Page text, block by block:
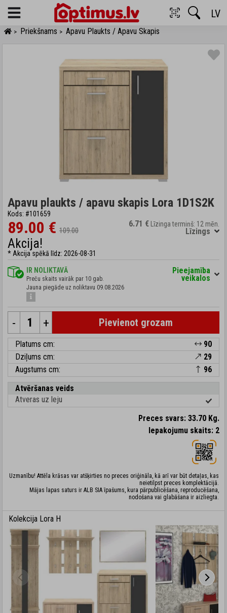
Menu LV
> Priekšnams > Apavu Plaukts / Apavu Skapis
Apavu plaukts / apavu skapis Lora 1D1S2K
Kods: #101659
89.00 € 109.00
Akcija!
* Akcija spēkā līdz: 2026-08-31
6.71 € Līzinga termiņš: 12 mēn.
Līzings
IR NOLIKTAVĀ
Preču skaits vairāk par 10 gab.
Jauna piegāde uz noliktavu 09.08.2026
Pieejamība
veikalos
- + Pievienot grozam
Platums cm:
90
Dziļums cm:
29
Augstums cm:
96
Atvēršanas veids
Atveras uz leju
Preces svars: 33.70 Kg.
Iepakojumu skaits: 2
Uzmanību! Attēla krāsas var atšķirties no preces oriģināla, kā arī var būt detaļas, kas
neietilpst preces komplektācijā.
Mājas lapas saturs ir ALB SIA īpašums, kura pārpublicēšana, reproducēšana,
nodošana vai glabāšana ir aizliegta.
Kolekcija Lora H